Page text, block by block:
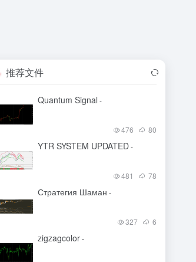
推荐文件
Quantum Signal -
476 80
YTR SYSTEM UPDATED-
481 78
Стратегия Шаман -
327 6
zigzagcolor-